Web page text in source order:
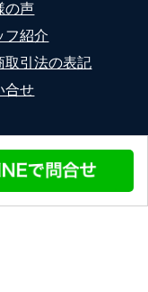
の声
フ紹介
取引法の表記
合せ